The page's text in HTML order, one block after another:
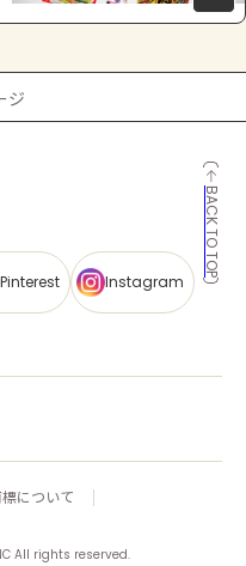
ジ
BACK TO TOP
Pinterest Instagram
について
All rights reserved.